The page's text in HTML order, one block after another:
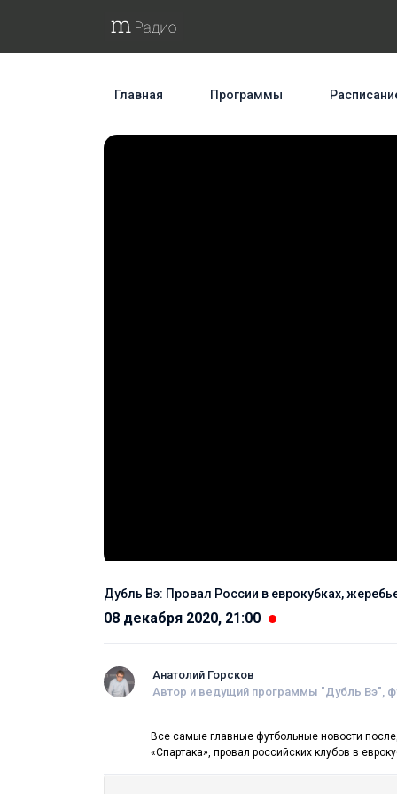
Главная Программы
Дубль Вэ: Провал России в еврокубках,
08 декабря 2020, 21:00
Анатолий Горсков
Автор и ведущий программы "Дубль Вэ",
Все самые главные футбольные новости
«Спартака», провал российских клубов в